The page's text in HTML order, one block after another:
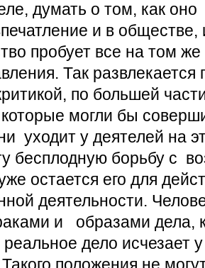
думать о том, как оно
и в обществе,
пробует все на том
Так развлекается
по большей
могли бы
уходит у деятелей на
бесплодную борьбу с
остается его для
деятельности.
и образами дела,
дело исчезает